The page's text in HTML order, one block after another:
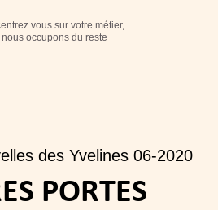
vous sur votre métier,
occupons du reste
des Yvelines 06-2020
PORTES